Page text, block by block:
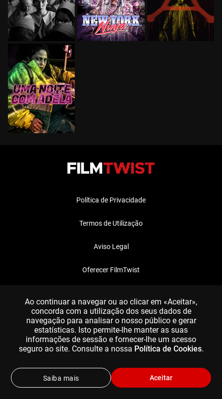
Política de Privacidade
Termos de Utilização
Aviso Legal
Oferecer FilmTwist
Ao continuar a navegar ou ao clicar em «Aceitar»,
concorda com a utilização dos seus dados de
navegação para analisar o nosso público e gerar
estatísticas. Isto permite-lhe manter as suas
informações de sessão e fornecer-lhe um acesso
seguro ao site. Consulte a nossa Política de Cookies.
Aceitar
Saiba mais